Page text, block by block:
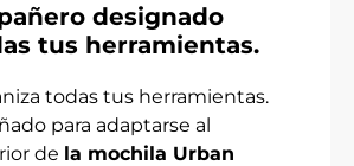
designado
tus herramientas.
todas tus herramientas.
para adaptarse al
de la mochila Urban